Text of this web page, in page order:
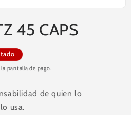
45 CAPS
pantalla de pago.
de quien lo
usa.